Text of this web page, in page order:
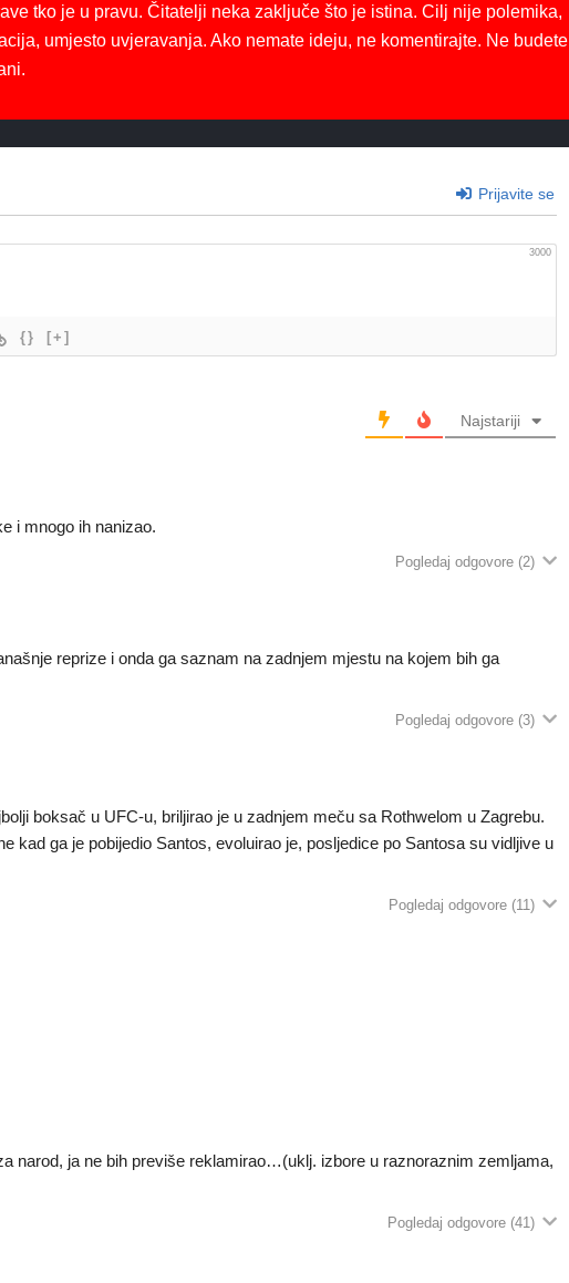
tko je u pravu. Čitatelji neka zaključe što je istina. Cilj nije polemika,
umjesto uvjeravanja. Ako nemate ideju, ne komentirajte. Ne budete
Prijavite se
3000
{} [+]
Najstariji
i mnogo ih nanizao.
Pogledaj odgovore (2)
reprize i onda ga saznam na zadnjem mjestu na kojem bih ga
Pogledaj odgovore (3)
boksač u UFC-u, briljirao je u zadnjem meču sa Rothwelom u Zagrebu.
kad ga je pobijedio Santos, evoluirao je, posljedice po Santosa su vidljive u
Pogledaj odgovore (11)
narod, ja ne bih previše reklamirao…(uklj. izbore u raznoraznim zemljama,
Pogledaj odgovore (41)